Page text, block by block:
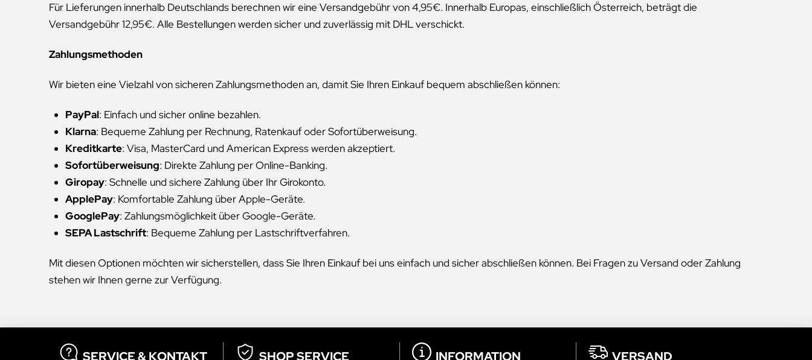
Für Lieferungen innerhalb Deutschlands berechnen wir eine Versandgebühr von 4,95€. Innerhalb Europas, einschließlich Österreich, beträgt die
Versandgebühr 12,95€. Alle Bestellungen werden sicher und zuverlässig mit DHL verschickt.
Zahlungsmethoden
Wir bieten eine Vielzahl von sicheren Zahlungsmethoden an, damit Sie Ihren Einkauf bequem abschließen können:
PayPal: Einfach und sicher online bezahlen.
Klarna: Bequeme Zahlung per Rechnung, Ratenkauf oder Sofortüberweisung.
Kreditkarte: Visa, MasterCard und American Express werden akzeptiert.
Sofortüberweisung: Direkte Zahlung per Online-Banking.
Giropay: Schnelle und sichere Zahlung über Ihr Girokonto.
ApplePay: Komfortable Zahlung über Apple-Geräte.
GooglePay: Zahlungsmöglichkeit über Google-Geräte.
SEPA Lastschrift: Bequeme Zahlung per Lastschriftverfahren.
Mit diesen Optionen möchten wir sicherstellen, dass Sie Ihren Einkauf bei uns einfach und sicher abschließen können. Bei Fragen zu Versand oder Zahlung
stehen wir Ihnen gerne zur Verfügung.
SERVICE & KONTAKT SHOP SERVICE INFORMATION VERSAND